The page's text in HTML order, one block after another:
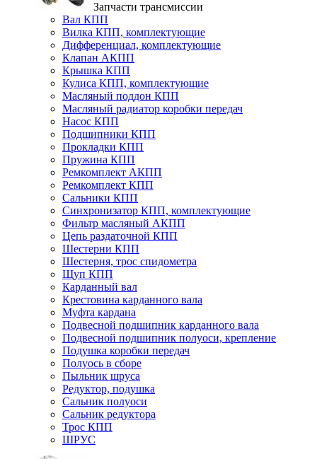
Запчасти трансмиссии
Вал КПП
Вилка КПП, комплектующие
Дифференциал, комплектующие
Клапан АКПП
Крышка КПП
Кулиса КПП, комплектующие
Масляный поддон КПП
Масляный радиатор коробки передач
Насос КПП
Подшипники КПП
Прокладки КПП
Пружина КПП
Ремкомплект АКПП
Ремкомплект КПП
Сальники КПП
Синхронизатор КПП, комплектующие
Фильтр масляный АКПП
Цепь раздаточной КПП
Шестерни КПП
Шестерня, трос спидометра
Щуп КПП
Карданный вал
Крестовина карданного вала
Муфта кардана
Подвесной подшипник карданного вала
Подвесной подшипник полуоси, крепление
Подушка коробки передач
Полуось в сборе
Пыльник шруса
Редуктор, подушка
Сальник полуоси
Сальник редуктора
Трос КПП
ШРУС